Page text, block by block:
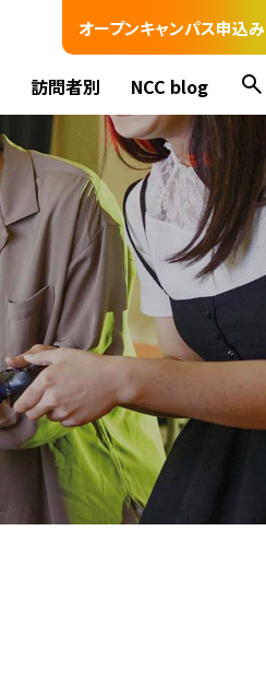
オープンキャンパス申込み
訪問者別 NCC blog